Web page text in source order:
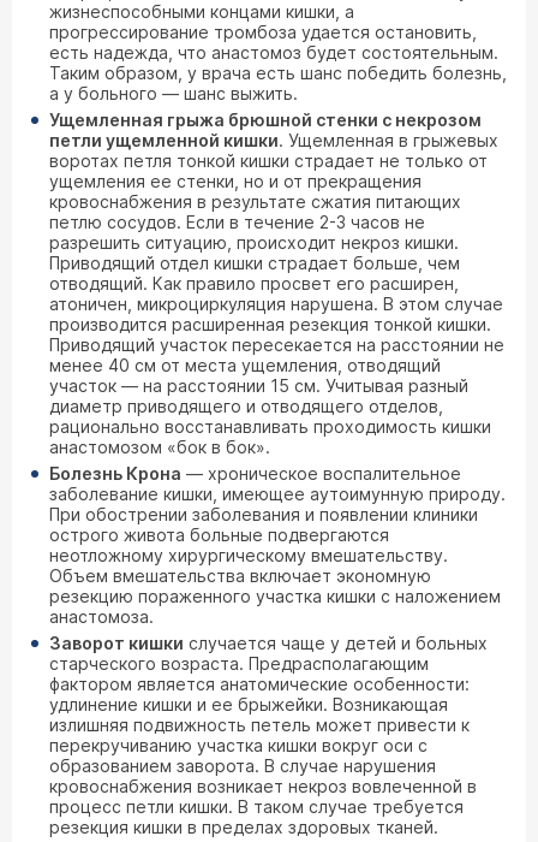
жизнеспособными концами кишки, а
прогрессирование тромбоза удается остановить,
есть надежда, что анастомоз будет состоятельным.
Таким образом, у врача есть шанс победить болезнь,
а у больного — шанс выжить.
Ущемленная грыжа брюшной стенки с некрозом
петли ущемленной кишки. Ущемленная в грыжевых
воротах петля тонкой кишки страдает не только от
ущемления ее стенки, но и от прекращения
кровоснабжения в результате сжатия питающих
петлю сосудов. Если в течение 2-3 часов не
разрешить ситуацию, происходит некроз кишки.
Приводящий отдел кишки страдает больше, чем
отводящий. Как правило просвет его расширен,
атоничен, микроциркуляция нарушена. В этом случае
производится расширенная резекция тонкой кишки.
Приводящий участок пересекается на расстоянии не
менее 40 см от места ущемления, отводящий
участок — на расстоянии 15 см. Учитывая разный
диаметр приводящего и отводящего отделов,
рационально восстанавливать проходимость кишки
анастомозом «бок в бок».
Болезнь Крона — хроническое воспалительное
заболевание кишки, имеющее аутоимунную природу.
При обострении заболевания и появлении клиники
острого живота больные подвергаются
неотложному хирургическому вмешательству.
Объем вмешательства включает экономную
резекцию пораженного участка кишки с наложением
анастомоза.
Заворот кишки случается чаще у детей и больных
старческого возраста. Предрасполагающим
фактором является анатомические особенности:
удлинение кишки и ее брыжейки. Возникающая
излишняя подвижность петель может привести к
перекручиванию участка кишки вокруг оси с
образованием заворота. В случае нарушения
кровоснабжения возникает некроз вовлеченной в
процесс петли кишки. В таком случае требуется
резекция кишки в пределах здоровых тканей.